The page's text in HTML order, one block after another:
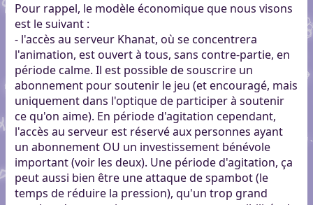
Pour rappel, le modèle économique que nous visons
est le suivant :
- l'accès au serveur Khanat, où se concentrera
l'animation, est ouvert à tous, sans contre-partie, en
période calme. Il est possible de souscrire un
abonnement pour soutenir le jeu (et encouragé, mais
uniquement dans l'optique de participer à soutenir
ce qu'on aime). En période d'agitation cependant,
l'accès au serveur est réservé aux personnes ayant
un abonnement OU un investissement bénévole
important (voir les deux). Une période d'agitation, ça
peut aussi bien être une attaque de spambot (le
temps de réduire la pression), qu'un trop grand